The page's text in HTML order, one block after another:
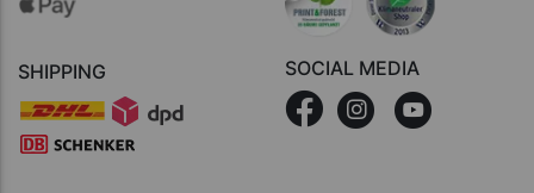
SHIPPING SOCIAL MEDIA